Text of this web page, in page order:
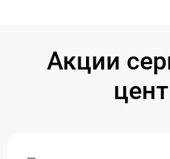
Акции